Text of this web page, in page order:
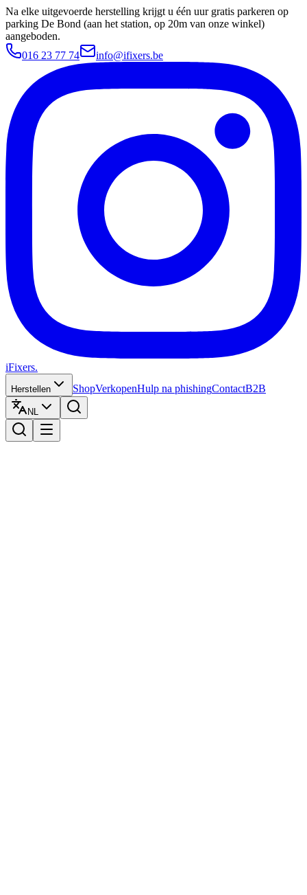
Na elke uitgevoerde herstelling krijgt u één uur gratis parkeren op
parking De Bond (aan het station, op 20m van onze winkel)
aangeboden.
016 23 77 74
info@ifixers.be
iFixers.
Herstellen ShopVerkopenHulp na phishingContactB2B
NL